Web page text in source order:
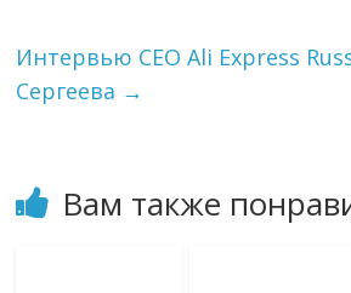
k
i
Интервью CEO Ali Express
Сергеева →
Вам также